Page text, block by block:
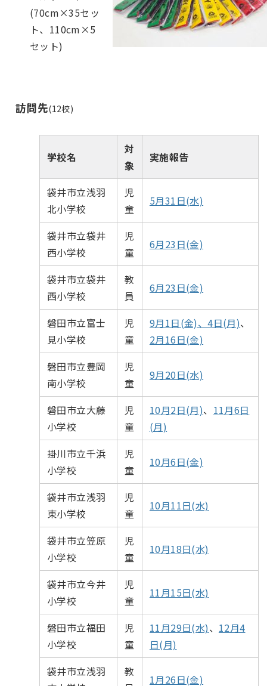
(70cm×35セッ
ト、110cm×5
セット)
訪問先(12校)
学校名
対
象
実施報告
袋井市立浅羽
北小学校
児
童
5月31日(水)
袋井市立袋井
西小学校
児
童
6月23日(金)
袋井市立袋井
西小学校
教
員
6月23日(金)
磐田市立富士
見小学校
児
童
9月1日(金)、4日(月)、
2月16日(金)
磐田市立豊岡
南小学校
児
童
9月20日(水)
磐田市立大藤
小学校
児
童
10月2日(月)、 11月6日
(月)
掛川市立千浜
小学校
児
童
10月6日(金)
袋井市立浅羽
東小学校
児
童
10月11日(水)
袋井市立笠原
小学校
児
童
10月18日(水)
袋井市立今井
小学校
児
童
11月15日(水)
磐田市立福田
小学校
児
童
11月29日(水)、 12月4
日(月)
袋井市立浅羽
教
1月26日(金)